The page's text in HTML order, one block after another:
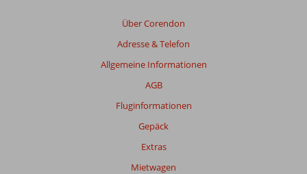
Über Corendon
Adresse & Telefon
Allgemeine Informationen
AGB
Fluginformationen
Gepäck
Extras
Mietwagen